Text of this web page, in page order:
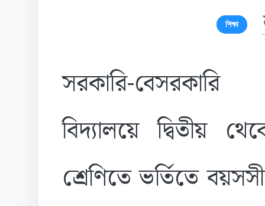
শিক্ষা
সরকারি-বেসরকারি
বিদ্যালয়ে দ্বিতীয়
শ্রেণিতে ভর্তিতে